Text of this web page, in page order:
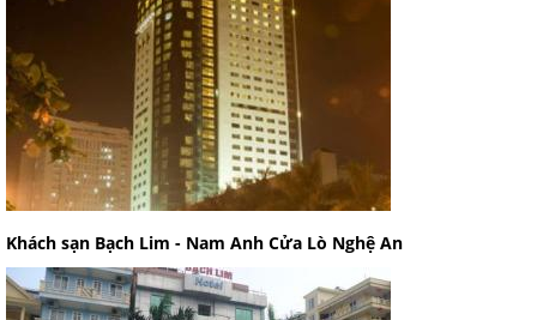
Khách sạn Bạch Lim - Nam Anh Cửa Lò Nghệ An